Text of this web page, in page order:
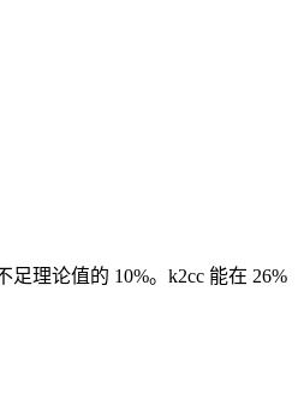
理论值的 10%。k2cc 能在 26%